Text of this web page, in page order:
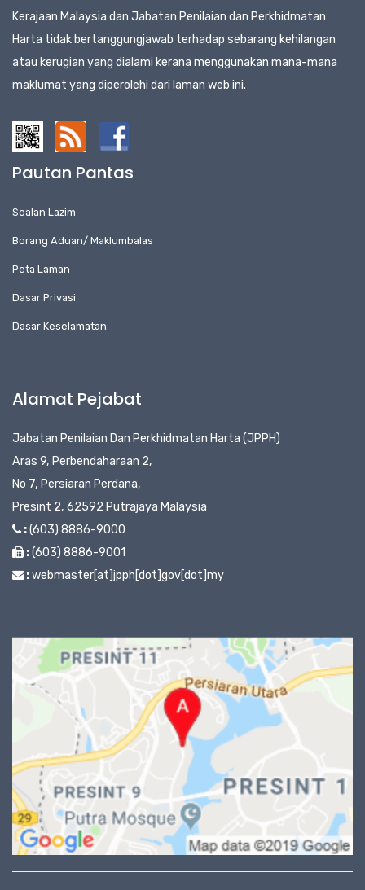
Kerajaan Malaysia dan Jabatan Penilaian dan Perkhidmatan
Harta tidak bertanggungjawab terhadap sebarang kehilangan
atau kerugian yang dialami kerana menggunakan mana-mana
maklumat yang diperolehi dari laman web ini.
Pautan Pantas
Soalan Lazim
Borang Aduan/ Maklumbalas
Peta Laman
Dasar Privasi
Dasar Keselamatan
Alamat Pejabat
Jabatan Penilaian Dan Perkhidmatan Harta (JPPH)
Aras 9, Perbendaharaan 2,
No 7, Persiaran Perdana,
Presint 2, 62592 Putrajaya Malaysia
:(603) 8886-9000
:(603) 8886-9001
:webmaster[at]jpph[dot]gov[dot]my